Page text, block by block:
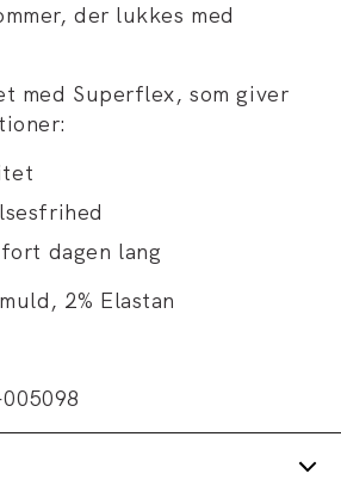
der lukkes med
med Superflex, som giver
dagen lang
2% Elastan